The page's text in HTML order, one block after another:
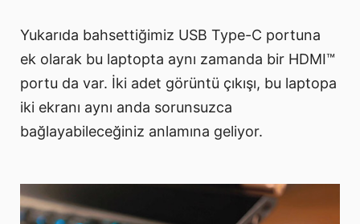
Yukarıda bahsettiğimiz USB Type-C portuna
ek olarak bu laptopta aynı zamanda bir HDMI™
portu da var. İki adet görüntü çıkışı, bu laptopa
iki ekranı aynı anda sorunsuzca
bağlayabileceğiniz anlamına geliyor.